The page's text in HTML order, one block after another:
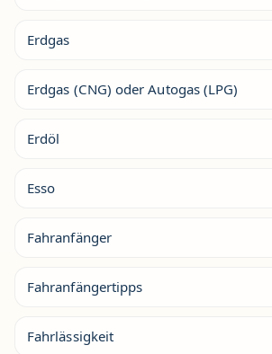
Erdgas
Erdgas (CNG) oder Autogas (LPG)
Erdöl
Esso
Fahranfänger
Fahranfängertipps
Fahrlässigkeit